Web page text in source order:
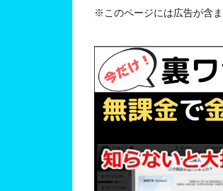
※このページには広告が含